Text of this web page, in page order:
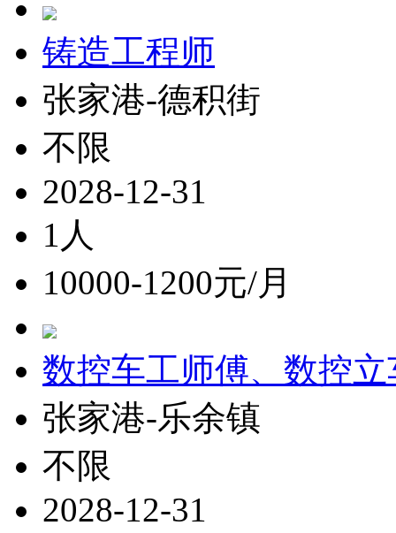
铸造工程师
张家港-德积街
不限
2028-12-31
1人
10000-1200元/月
数控车工师傅、数控立
张家港-乐余镇
不限
2028-12-31